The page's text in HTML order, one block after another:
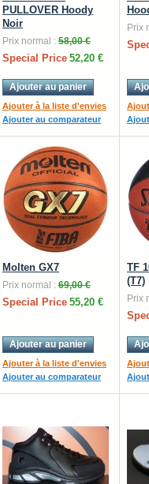
PULLOVER Hoody
Noir
Prix normal : 58,00 €
Special Price 52,20 €
Ajouter au panier
Ajouter à la liste d'envies
Ajouter au comparateur
Prix
Molten GX7
Prix normal : 69,00 €
Special Price 55,20 €
Ajouter au panier
Ajouter à la liste d'envies
Ajouter au comparateur
TF
(T7)
Prix